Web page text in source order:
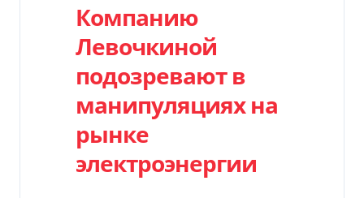
Компанию
Левочкиной
подозревают в
манипуляциях на
рынке
электроэнергии